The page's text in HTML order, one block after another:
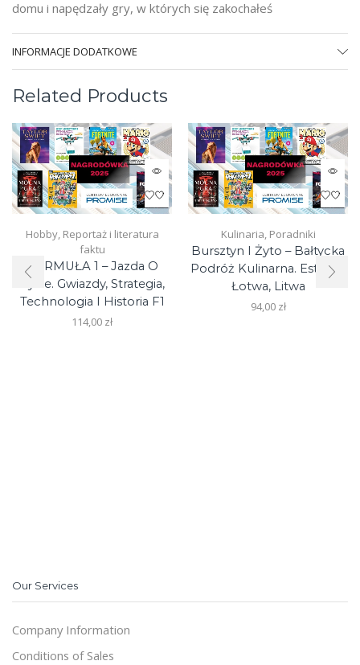
domu i napędzały gry, w których się zakochałeś
INFORMACJE DODATKOWE
Related Products
Hobby, Reportaż i literatura
faktu
FORMUŁA 1 – Jazda O
Życie. Gwiazdy, Strategia,
Technologia I Historia F1
114,00 zł
Kulinaria, Poradniki
Bursztyn I Żyto – Bałtycka
Podróż Kulinarna. Estonia,
Łotwa, Litwa
94,00 zł
Our Services
Company Information
Conditions of Sales